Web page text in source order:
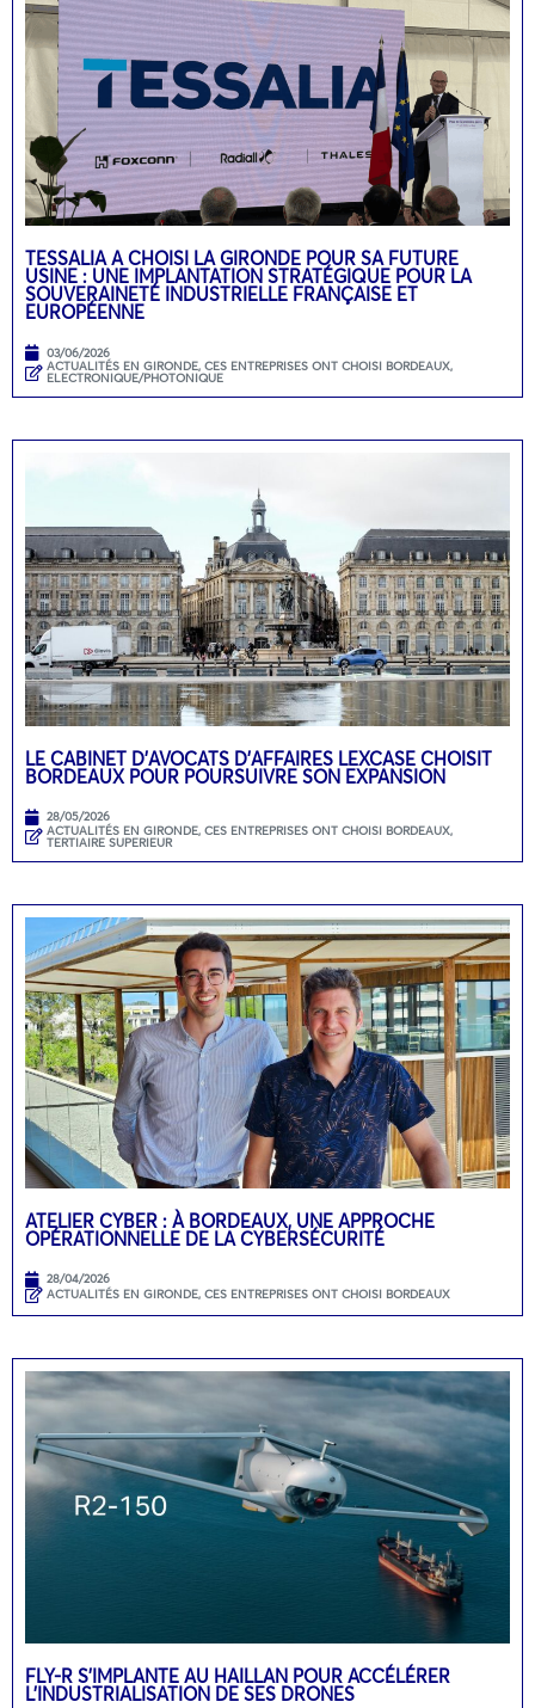
TESSALIA A CHOISI LA GIRONDE POUR SA FUTURE
USINE : UNE IMPLANTATION STRATÉGIQUE POUR LA
SOUVERAINETÉ INDUSTRIELLE FRANÇAISE ET
EUROPÉENNE
03/06/2026
ACTUALITÉS EN GIRONDE, CES ENTREPRISES ONT CHOISI BORDEAUX,
ELECTRONIQUE/PHOTONIQUE
LE CABINET D’AVOCATS D’AFFAIRES LEXCASE CHOISIT
BORDEAUX POUR POURSUIVRE SON EXPANSION
28/05/2026
ACTUALITÉS EN GIRONDE, CES ENTREPRISES ONT CHOISI BORDEAUX,
TERTIAIRE SUPERIEUR
ATELIER CYBER : À BORDEAUX, UNE APPROCHE
OPÉRATIONNELLE DE LA CYBERSÉCURITÉ
28/04/2026
ACTUALITÉS EN GIRONDE, CES ENTREPRISES ONT CHOISI BORDEAUX
FLY-R S’IMPLANTE AU HAILLAN POUR ACCÉLÉRER
L’INDUSTRIALISATION DE SES DRONES